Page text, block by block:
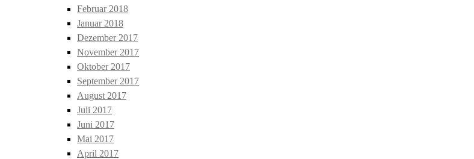
Februar 2018
Januar 2018
Dezember 2017
November 2017
Oktober 2017
September 2017
August 2017
Juli 2017
Juni 2017
Mai 2017
April 2017